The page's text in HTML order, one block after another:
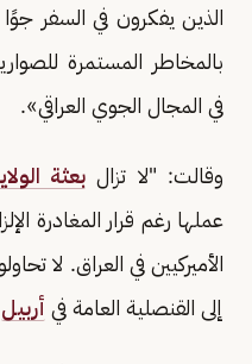
الذين يفكرون في السفر
بالمخاطر المستمرة
في المجال الجوي العراقي».
وقالت: "لا تزالبعثة
عملها رغم قرار المغادرة
الأميركيين في العراق. لا
إلى القنصلية العامة في أربيل